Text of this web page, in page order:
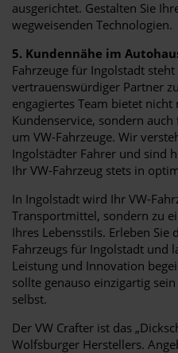
ausgerichtet. Gestalten Sie
wegweisenden Technologien.
5. Kundennähe im
Fahrzeuge für Ingolstadt
vertrauenswürdiger Partner
engagiertes Team bietet nicht
Kundenservice, sondern
um VW-Fahrzeuge. Wir
Ingolstädter Fahrer und sind
Ihr VW-Fahrzeug stets in
In Ingolstadt wird Ihr VW-
Transportmittel, sondern zu
Ihres Lebensstils. Erleben Sie
Fahrzeugs für Ingolstadt und
Leistung und Innovation
sollte genauso einzigartig
selbst.
Der VW Crafter ist das
Wolfsburger Herstellers.